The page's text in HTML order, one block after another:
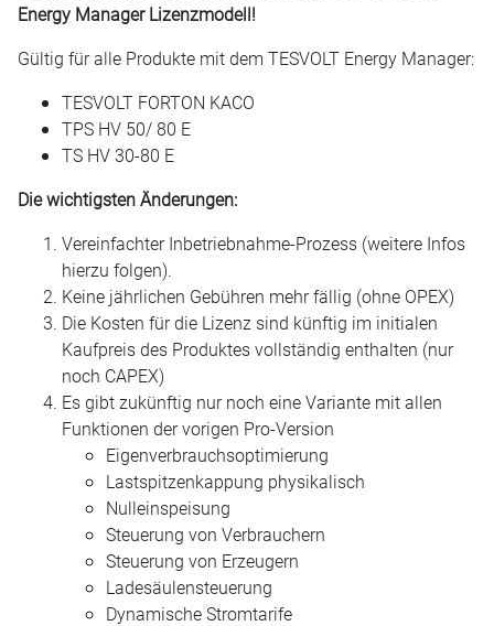
Energy Manager Lizenzmodell!
Gültig für alle Produkte mit dem TESVOLT Energy Manager:
TESVOLT FORTON KACO
TPS HV 50/ 80 E
TS HV 30-80 E
Die wichtigsten Änderungen:
Vereinfachter Inbetriebnahme-Prozess (weitere Infos
hierzu folgen).
Keine jährlichen Gebühren mehr fällig (ohne OPEX)
Die Kosten für die Lizenz sind künftig im initialen
Kaufpreis des Produktes vollständig enthalten (nur
noch CAPEX)
Es gibt zukünftig nur noch eine Variante mit allen
Funktionen der vorigen Pro-Version
Eigenverbrauchs­optimierung
Lastspitzen­kappung physikalisch
Null­einspeisung
Steuerung von Verbrauchern
Steuerung von Erzeugern
Ladesäulensteuerung
Dynamische Stromtarife